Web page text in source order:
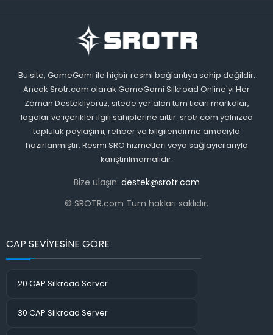
Bu site, GameGami ile hiçbir resmi bağlantıya sahip değildir.
Ancak Srotr.com olarak GameGami Silkroad Online'yi Her
Zaman Destekliyoruz, sitede yer alan tüm ticari markalar,
logolar ve içerikler ilgili sahiplerine aittir. srotr.com yalnızca
topluluk paylaşımı, rehber ve bilgilendirme amacıyla
hazırlanmıştır. Resmi SRO hizmetleri veya sağlayıcılarıyla
karıştırılmamalıdır.
Bize ulaşın: destek@srotr.com
© SROTR.com Tüm hakları saklıdır.
CAP SEVİYESİNE GÖRE
20 CAP Silkroad Server
30 CAP Silkroad Server